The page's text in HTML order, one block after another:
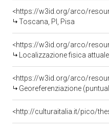
<https://w3id.org/arco/
Toscana, PI, Pisa
<https://w3id.org/arco/
Localizzazione fisica
<https://w3id.org/arco/
Georeferenziazione
<http://culturaitalia.it/pico/